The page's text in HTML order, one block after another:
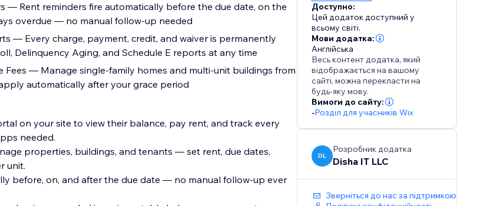
— Rent reminders fire automatically before the due date, on the
overdue — no manual follow-up needed
— Every charge, payment, credit, and waiver is permanently
Delinquency Aging, and Schedule E reports at any time
Fees — Manage single-family homes and multi-unit buildings from
automatically after your grace period
on your site to view their balance, pay rent, and track every
needed.
properties, buildings, and tenants — set rent, due dates,
unit.
before, on, and after the due date — no manual follow-up ever
Доступно:
Цей додаток доступний у
всьому світі.
Мови додатка:
Англійська
Весь контент додатка, який
відображається на вашому
сайті, можна перекласти на
будь-яку мову.
Вимоги до сайту:
-Розділ для учасників Wix
DL
Розробник додатка
Disha IT LLC
Зверніться до нас за підтримкою